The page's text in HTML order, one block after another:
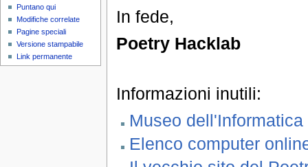
In fede,
Poetry Hacklab
Informazioni inutili:
Museo
Elenco computer
Puntano qui
Modifiche correlate
Pagine speciali
Versione stampabile
Link permanente